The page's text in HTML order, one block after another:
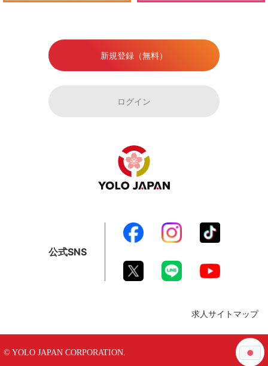
新規登録（無料）
ログイン
公式SNS
求人サイトマップ
© YOLO JAPAN CORPORATION.